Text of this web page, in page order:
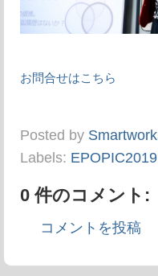
お問合せはこちら
Posted by
Labels: EPOPIC2019
0 件のコメント:
コメントを投稿